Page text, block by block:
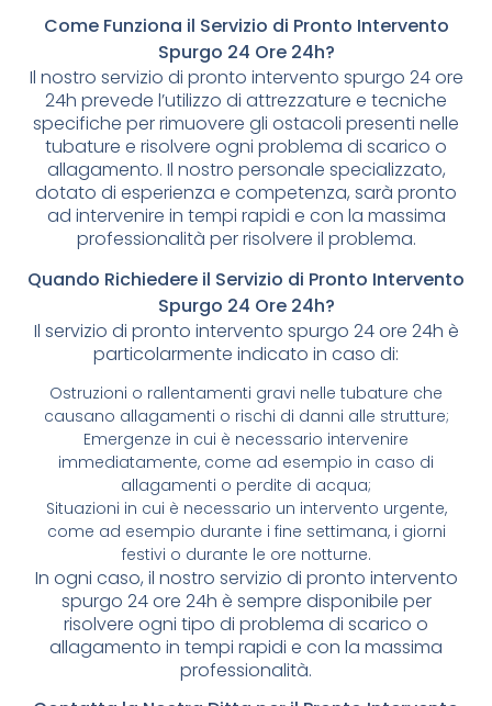
Come Funziona il Servizio di Pronto Intervento
Spurgo 24 Ore 24h?
Il nostro servizio di pronto intervento spurgo 24 ore
24h prevede l’utilizzo di attrezzature e tecniche
specifiche per rimuovere gli ostacoli presenti nelle
tubature e risolvere ogni problema di scarico o
allagamento. Il nostro personale specializzato,
dotato di esperienza e competenza, sarà pronto
ad intervenire in tempi rapidi e con la massima
professionalità per risolvere il problema.
Quando Richiedere il Servizio di Pronto Intervento
Spurgo 24 Ore 24h?
Il servizio di pronto intervento spurgo 24 ore 24h è
particolarmente indicato in caso di:
Ostruzioni o rallentamenti gravi nelle tubature che
causano allagamenti o rischi di danni alle strutture;
Emergenze in cui è necessario intervenire
immediatamente, come ad esempio in caso di
allagamenti o perdite di acqua;
Situazioni in cui è necessario un intervento urgente,
come ad esempio durante i fine settimana, i giorni
festivi o durante le ore notturne.
In ogni caso, il nostro servizio di pronto intervento
spurgo 24 ore 24h è sempre disponibile per
risolvere ogni tipo di problema di scarico o
allagamento in tempi rapidi e con la massima
professionalità.